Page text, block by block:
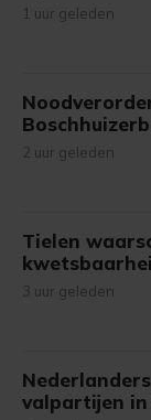
1 uur geleden
2 uur geleden
Tielen
3 uur geleden
valpartijen in